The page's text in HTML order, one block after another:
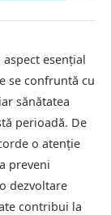
esențial
se confruntă cu
sănătatea
perioadă. De
o atenție
preveni
dezvoltare
contribui la